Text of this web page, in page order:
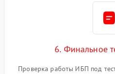
6. Финальное
Проверка работы ИБП под